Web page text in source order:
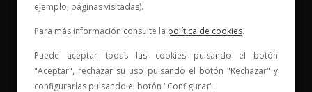
Entidad de Certificación de Producto acreditado por ENAC
Es Tendencia
ejemplo, páginas visitadas).
Para más información consulte la política de cookies.
Puede aceptar todas las cookies pulsando el botón
"Aceptar", rechazar su uso pulsando el botón "Rechazar" y
configurarlas pulsando el botón "Configurar".